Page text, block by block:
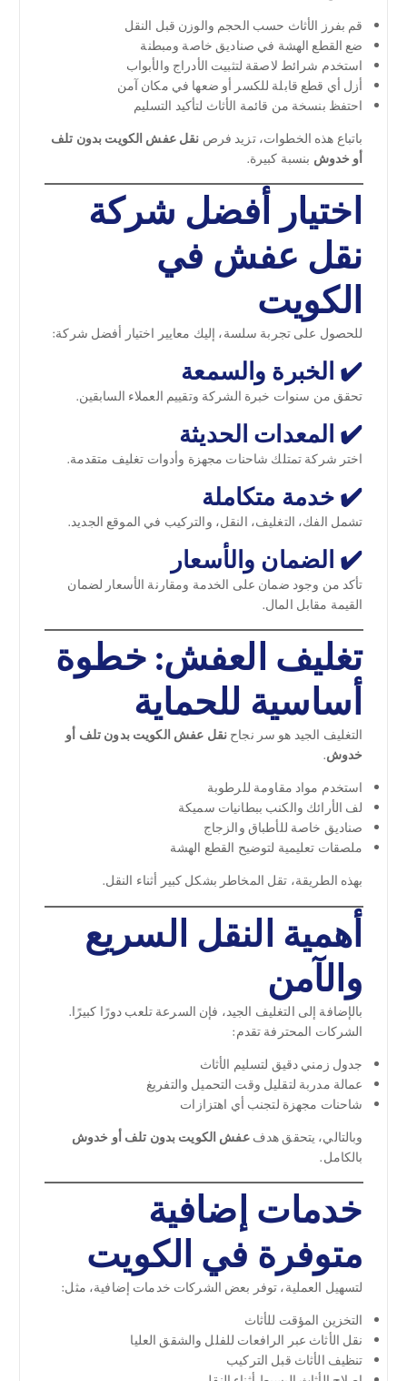
قم بفرز الأثاث حسب الحجم والوزن قبل النقل
ضع القطع الهشة في صناديق خاصة ومبطنة
استخدم شرائط لاصقة لتثبيت الأدراج والأبواب
أزل أي قطع قابلة للكسر أو ضعها في مكان آمن
احتفظ بنسخة من قائمة الأثاث لتأكيد التسليم
باتباع هذه الخطوات، تزيد فرص نقل عفش الكويت بدون تلف
أو خدوش بنسبة كبيرة.
اختيار أفضل شركة
نقل عفش في
الكويت
للحصول على تجربة سلسة، إليك معايير اختيار أفضل شركة:
✔️ الخبرة والسمعة
تحقق من سنوات خبرة الشركة وتقييم العملاء السابقين.
✔️ المعدات الحديثة
اختر شركة تمتلك شاحنات مجهزة وأدوات تغليف متقدمة.
✔️ خدمة متكاملة
تشمل الفك، التغليف، النقل، والتركيب في الموقع الجديد.
✔️ الضمان والأسعار
تأكد من وجود ضمان على الخدمة ومقارنة الأسعار لضمان
القيمة مقابل المال.
تغليف العفش: خطوة
أساسية للحماية
التغليف الجيد هو سر نجاحنقل عفش الكويت بدون تلف أو
خدوش.
استخدم مواد مقاومة للرطوبة
لف الأرائك والكنب ببطانيات سميكة
صناديق خاصة للأطباق والزجاج
ملصقات تعليمية لتوضيح القطع الهشة
بهذه الطريقة، تقل المخاطر بشكل كبير أثناء النقل.
أهمية النقل السريع
والآمن
بالإضافة إلى التغليف الجيد، فإن السرعة تلعب دورًا كبيرًا.
الشركات المحترفة تقدم:
جدول زمني دقيق لتسليم الأثاث
عمالة مدربة لتقليل وقت التحميل والتفريغ
شاحنات مجهزة لتجنب أي اهتزازات
وبالتالي، يتحقق هدفعفش الكويت بدون تلف أو خدوش
بالكامل.
خدمات إضافية
متوفرة في الكويت
لتسهيل العملية، توفر بعض الشركات خدمات إضافية، مثل:
التخزين المؤقت للأثاث
نقل الأثاث عبر الرافعات للفلل والشقق العليا
تنظيف الأثاث قبل التركيب